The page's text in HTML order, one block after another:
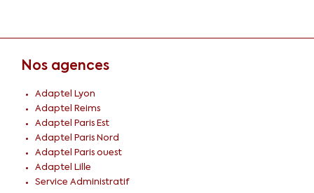
Nos agences
Adaptel Lyon
Adaptel Reims
Adaptel Paris Est
Adaptel Paris Nord
Adaptel Paris ouest
Adaptel Lille
Service Administratif